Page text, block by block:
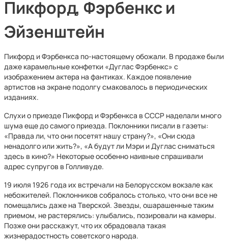
Пикфорд, Фэрбенкс и
Эйзенштейн
Пикфорд и Фэрбенкса по-настоящему обожали. В продаже были
даже карамельные конфетки «Дуглас Фэрбенкс» с
изображением актера на фантиках. Каждое появление
артистов на экране подолгу смаковалось в периодических
изданиях.
Слухи о приезде Пикфорд и Фэрбенкса в СССР наделали много
шума еще до самого приезда. Поклонники писали в газеты:
«Правда ли, что они посетят нашу страну?», «Они сюда
ненадолго или жить?», «А будут ли Мэри и Дуглас сниматься
здесь в кино?» Некоторые особенно наивные спрашивали
адрес супругов в Голливуде.
19 июля 1926 года их встречали на Белорусском вокзале как
небожителей. Поклонников собралось столько, что они все не
помещались даже на Тверской. Звезды, ошарашенные таким
приемом, не растерялись: улыбались, позировали на камеры.
Позже они расскажут, что их обрадовала такая
жизнерадостность советского народа.